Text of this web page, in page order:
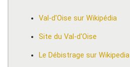
Val-d'Oise sur Wikipédia
Site du Val-d'Oise
Le Débistrage sur Wikipedia